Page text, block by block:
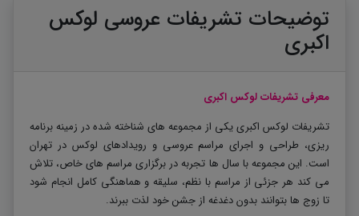
توضیحات تشریفات عروسی لوکس
اکبری
معرفی تشریفات لوکس اکبری
تشریفات لوکس اکبری یکی از مجموعه های شناخته شده در زمینه برنامه
ریزی، طراحی و اجرای مراسم عروسی و رویدادهای لوکس در تهران
است. این مجموعه با سال ها تجربه در برگزاری مراسم های خاص، تلاش
می کند هر جزئی از مراسم با نظم، سلیقه و هماهنگی کامل انجام شود
تا زوج ها بتوانند بدون دغدغه از جشن خود لذت ببرند.